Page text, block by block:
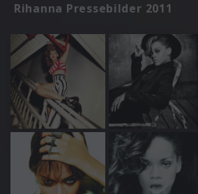
Rihanna Pressebilder 2011